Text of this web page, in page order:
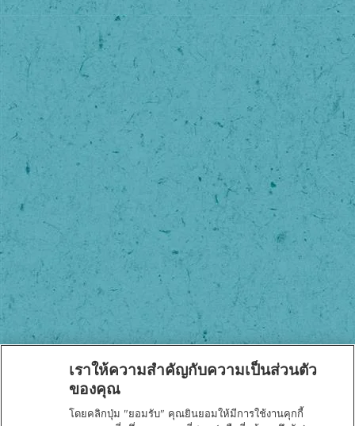
เราให้ความสำคัญกับความเป็นส่วนตัว
ของคุณ
โดยคลิกปุ่ม "ยอมรับ" คุณยินยอมให้มีการใช้งานคุกกี้